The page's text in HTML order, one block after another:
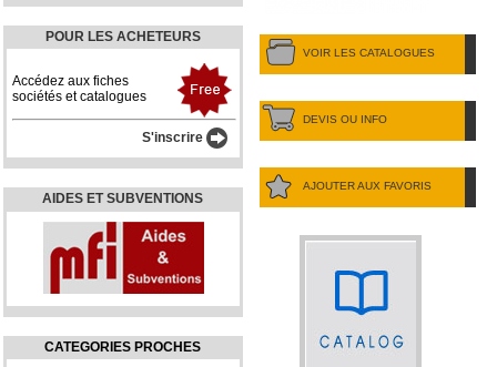
POUR LES ACHETEURS
Accédez aux fiches
sociétés et catalogues
S'inscrire
AIDES ET SUBVENTIONS
CATEGORIES PROCHES
VOIR LES CATALOGUES
DEVIS OU INFO
AJOUTER AUX FAVORIS